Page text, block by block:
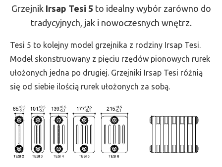
-
wys.
685,
szer.
495,
1189
Grzejnik Irsap Tesi 5 to idealny wybór zarówno do
tradycyjnych, jak i nowoczesnych wnętrz.
Tesi 5 to kolejny model grzejnika z rodziny Irsap Tesi.
Model skonstruowany z pięciu rzędów pionowych rurek
ułożonych jedna po drugiej. Grzejniki Irsap Tesi różnią
się od siebie ilością rurek ułożonych za sobą.